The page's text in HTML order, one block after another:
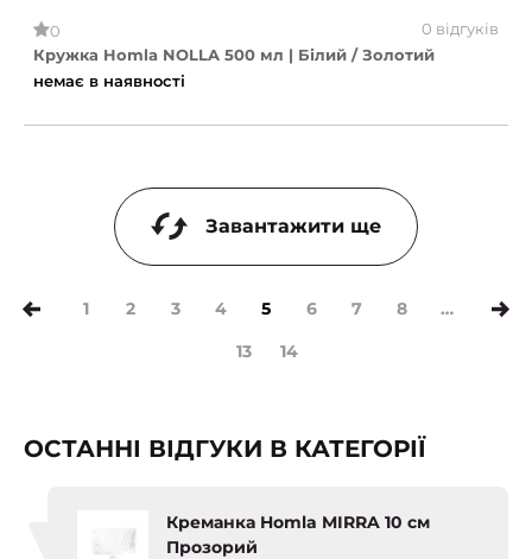
0
0 відгуків
Кружка Homla NOLLA 500 мл | Білий / Золотий
немає в наявності
Завантажити ще
1 2 3 4 (current)
5 6 7 8
…
13
14
ОСТАННІ ВІДГУКИ В КАТЕГОРІЇ
Креманка Homla MIRRA 10 см
Прозорий